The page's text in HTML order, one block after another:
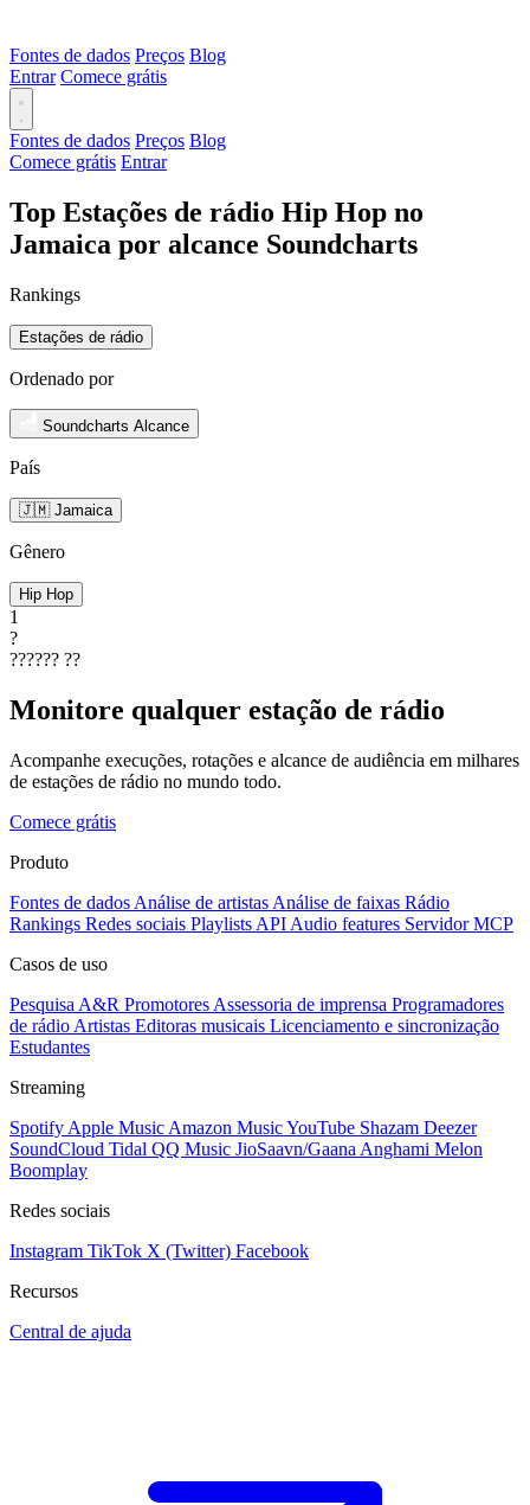
Fontes de dados Preços Blog
Entrar Comece grátis
Fontes de dados Preços Blog
Comece grátis Entrar
Top Estações de rádio Hip Hop no
Jamaica por alcance Soundcharts
Rankings
Estações de rádio
Ordenado por
Soundcharts Alcance
País
🇯🇲 Jamaica
Gênero
Hip Hop
1
?
?????? ??
Monitore qualquer estação de rádio
Acompanhe execuções, rotações e alcance de audiência em milhares
de estações de rádio no mundo todo.
Comece grátis
Produto
Fontes de dados Análise de artistas Análise de faixas Rádio
Rankings Redes sociais Playlists API Audio features Servidor MCP
Casos de uso
Pesquisa A&R Promotores Assessoria de imprensa Programadores
de rádio Artistas Editoras musicais Licenciamento e sincronização
Estudantes
Streaming
Spotify Apple Music Amazon MusicYouTube Shazam Deezer
SoundCloud Tidal QQ Music JioSaavn/Gaana Anghami Melon
Boomplay
Redes sociais
Instagram TikTok X (Twitter) Facebook
Recursos
Central de ajuda